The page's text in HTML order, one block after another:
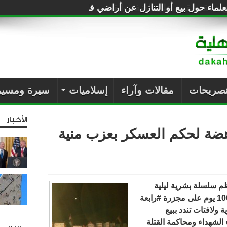
حول بيع أو التنازل عن أراضي فلسطين للصهاينة
مقالات وآراء إسلاميات سيرة
لحكم العسكر بعزب منية
سلسلة بشرية ليلية
تندد ببيع
لدماء الشهداء ومحاكمة القتلة
الأخبار